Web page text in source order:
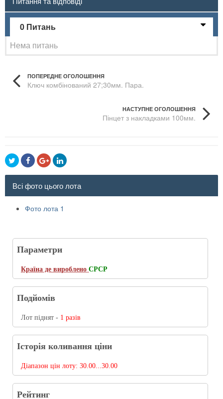
0 Питань
Нема питань
ПОПЕРЕДНЕ ОГОЛОШЕННЯ
Ключ комбінований 27;30мм. Пара.
НАСТУПНЕ ОГОЛОШЕННЯ
Пінцет з накладками 100мм.
Всі фото цього лота
Фото лота 1
Параметри
Країна де вироблено СРСР
Подйомів
Лот піднят - 1 разів
Історія коливання ціни
Діапазон цін лоту: 30.00...30.00
Рейтинг